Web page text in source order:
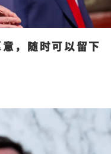
，随时可以留下